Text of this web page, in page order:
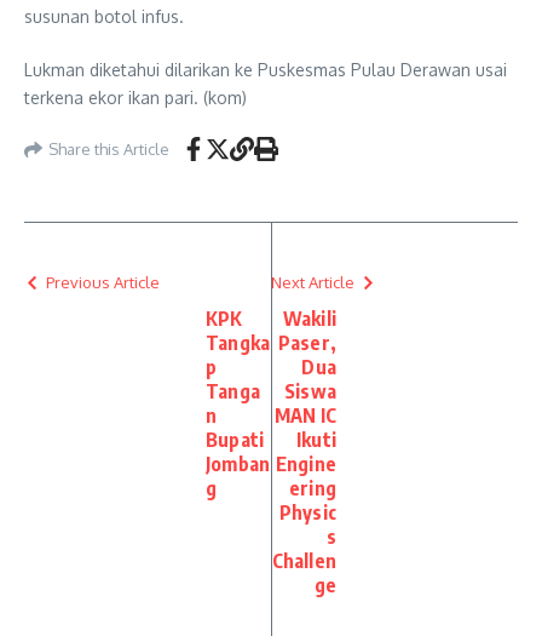
susunan botol infus.
Lukman diketahui dilarikan ke Puskesmas Pulau Derawan usai
terkena ekor ikan pari. (kom)
Share this Article
Previous Article
KPK
Tangka
p
Tanga
n
Bupati
Jomban
g
Next Article
Wakili
Paser,
Dua
Siswa
MAN IC
Ikuti
Engine
ering
Physic
s
Challen
ge